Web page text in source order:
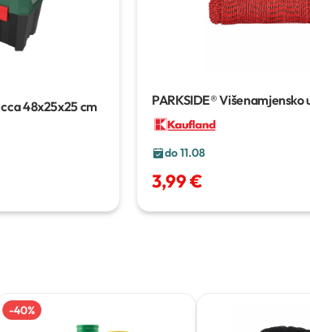
cca 48x25x25 cm PARKSIDE® Višenamjensko
do 11.08
3,99 €
-40%